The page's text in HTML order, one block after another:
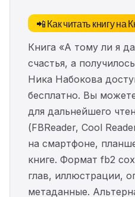
📲 Как читать книгу на
Книга «А тому ли я
счастья, а
Ника Набокова
бесплатно. Вы
для дальнейшего
(FBReader, Cool
на смартфоне,
книге. Формат fb2
глав, иллюстрации,
метаданные.